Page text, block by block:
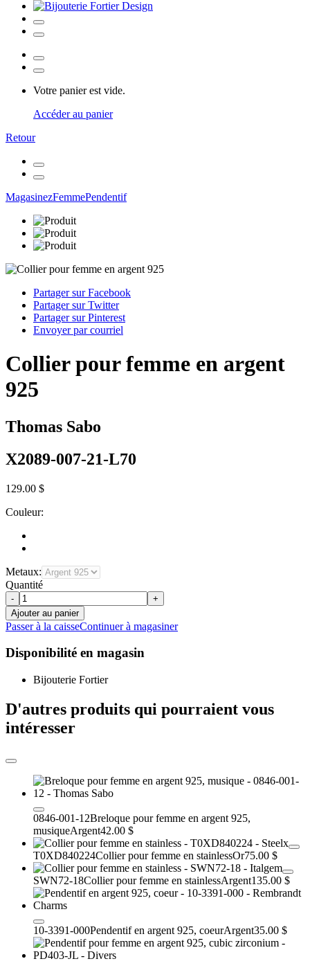
Votre panier est vide.
Accéder au panier
Retour
MagasinezFemmePendentif
Partager sur Facebook
Partager sur Twitter
Partager sur Pinterest
Envoyer par courriel
Collier pour femme en argent
925
Thomas Sabo
X2089-007-21-L70
129.00 $
Couleur:
Metaux:
Quantité
-
+
Ajouter au panier
Passer à la caisseContinuer à magasiner
Disponibilité en magasin
Bijouterie Fortier
D'autres produits qui pourraient vous
intéresser
0846-001-12Breloque pour femme en argent 925,
musiqueArgent42.00 $
T0XD840224Collier pour femme en stainlessOr75.00 $
SWN72-18Collier pour femme en stainlessArgent135.00 $
10-3391-000Pendentif en argent 925, coeurArgent35.00 $